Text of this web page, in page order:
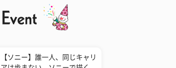
【ソニー】誰一人、同じキャリ